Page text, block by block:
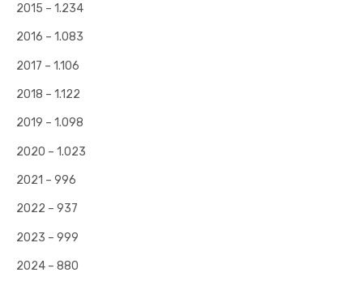
2015 – 1.234
2016 – 1.083
2017 – 1.106
2018 – 1.122
2019 – 1.098
2020 – 1.023
2021 – 996
2022 – 937
2023 – 999
2024 – 880